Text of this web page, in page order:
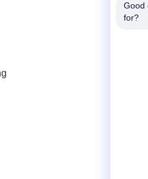
Good
for?